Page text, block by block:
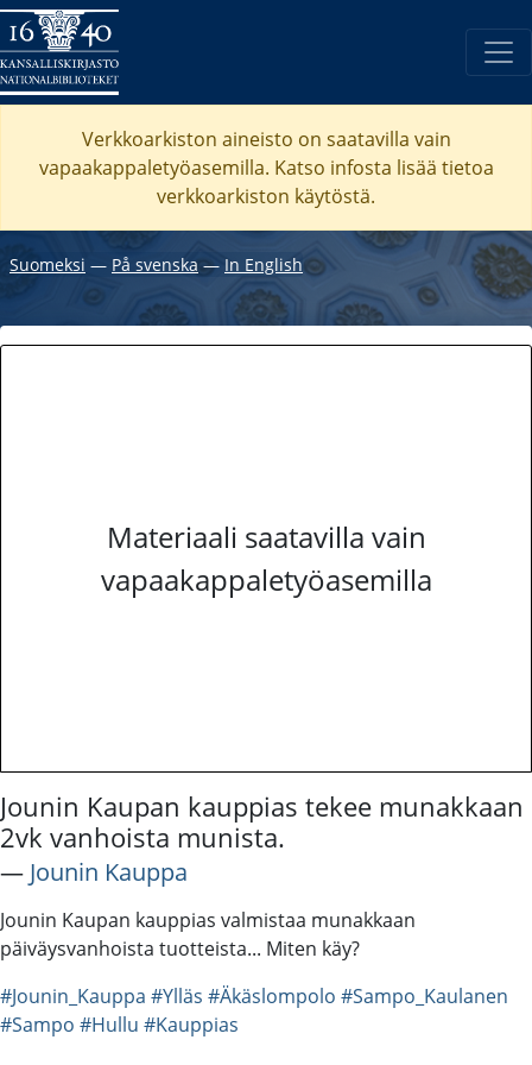
Verkkoarkiston aineisto on saatavilla vain
vapaakappaletyöasemilla. Katso infosta lisää tietoa
verkkoarkiston käytöstä.
Suomeksi ― På svenska― In English
Materiaali saatavilla vain
vapaakappaletyöasemilla
Jounin Kaupan kauppias tekee munakkaan
2vk vanhoista munista.
― Jounin Kauppa
Jounin Kaupan kauppias valmistaa munakkaan
päiväysvanhoista tuotteista... Miten käy?
#Jounin_Kauppa #Ylläs #Äkäslompolo #Sampo_Kaulanen
#Sampo #Hullu #Kauppias